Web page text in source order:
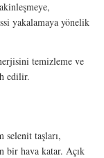
yakalamaya yönelik
temizleme ve
edilir.
selenit taşları,
bir hava katar. Açık